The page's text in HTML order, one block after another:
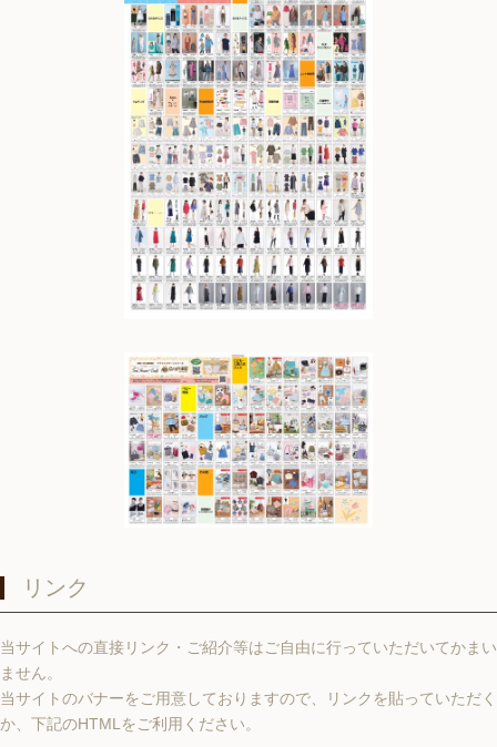
リンク
当サイトへの直接リンク・ご紹介等はご自由に行っていただいてかまい
ません。
当サイトのバナーをご用意しておりますので、リンクを貼っていただく
か、下記のHTMLをご利用ください。